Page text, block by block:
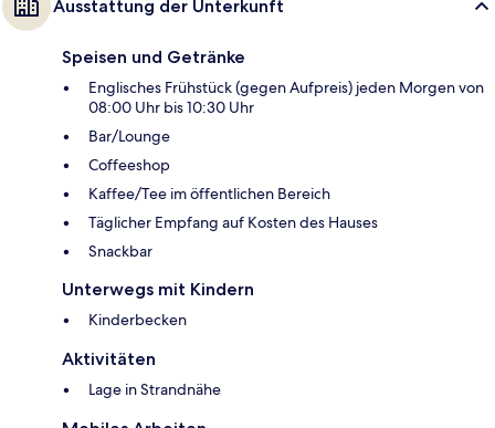
Ausstattung der Unterkunft
Speisen und Getränke
Englisches Frühstück (gegen Aufpreis) jeden Morgen von
08:00 Uhr bis 10:30 Uhr
Bar/Lounge
Coffeeshop
Kaffee/Tee im öffentlichen Bereich
Täglicher Empfang auf Kosten des Hauses
Snackbar
Unterwegs mit Kindern
Kinderbecken
Aktivitäten
Lage in Strandnähe